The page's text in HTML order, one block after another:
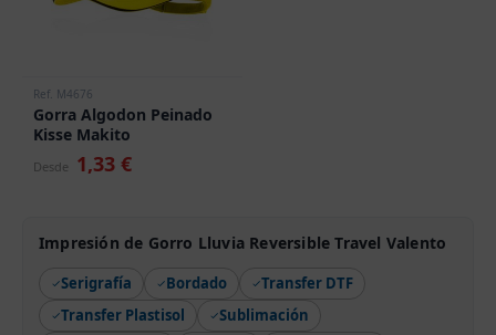
Ref. M4676
Gorra Algodon Peinado
Kisse Makito
Desde 1,33 €
Impresión de Gorro Lluvia Reversible Travel Valento
Serigrafía Bordado
Transfer DTF
Transfer Plastisol
Sublimación